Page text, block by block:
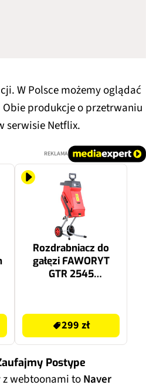
W Polsce możemy oglądać
Obie produkcje o przetrwaniu
serwisie Netflix.
REKLAMA
Rozdrabniacz do
gałęzi FAWORYT
GTR 2545
45mm
299 zł
Postype
z webtoonami toNaver